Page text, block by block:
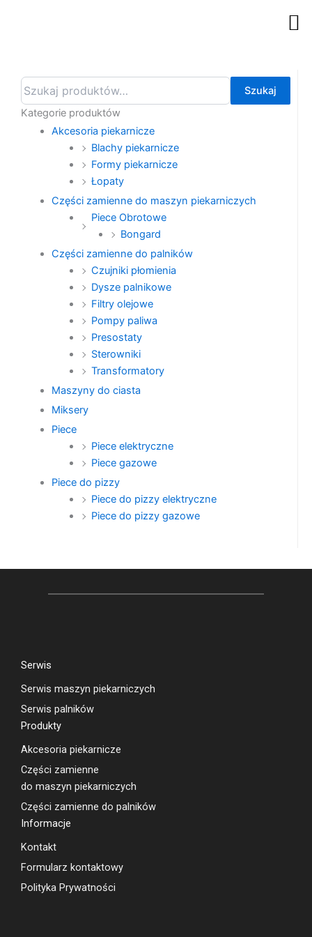
Szukaj:
Szukaj
Kategorie produktów
Akcesoria piekarnicze
Blachy piekarnicze
Formy piekarnicze
Łopaty
Części zamienne do maszyn piekarniczych
Piece Obrotowe
Bongard
Części zamienne do palników
Czujniki płomienia
Dysze palnikowe
Filtry olejowe
Pompy paliwa
Presostaty
Sterowniki
Transformatory
Maszyny do ciasta
Miksery
Piece
Piece elektryczne
Piece gazowe
Piece do pizzy
Piece do pizzy elektryczne
Piece do pizzy gazowe
Serwis
Serwis maszyn piekarniczych
Serwis palników
Produkty
Akcesoria piekarnicze
Części zamienne
do maszyn piekarniczych
Części zamienne do palników
Informacje
Kontakt
Formularz kontaktowy
Polityka Prywatności